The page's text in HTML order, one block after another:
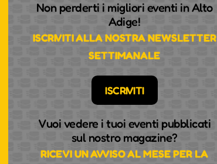
Non perderti i migliori eventi in Alto
Adige!
ISCRIVITI ALLA NOSTRA NEWSLETTER
SETTIMANALE
ISCRIVITI
Vuoi vedere i tuoi eventi pubblicati
sul nostro magazine?
RICEVI UN AVVISO AL MESE PER LA